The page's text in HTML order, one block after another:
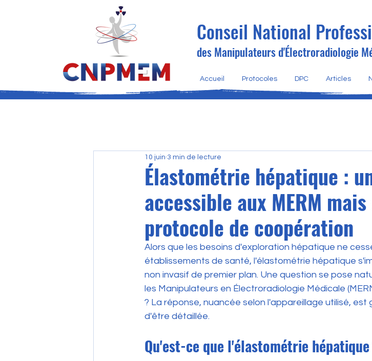
Conseil National
des Manipulateurs d'Électroradiologie
Accueil Protocoles DPC Articles
Élastométrie hépatique :
accessible aux MERM
protocole de coopération
10 juin 3 min de lecture
Alors que les besoins d'exploration hépatique ne
établissements de santé, l'élastométrie hépatique
non invasif de premier plan. Une question se pose
les Manipulateurs en Électroradiologie Médicale
? La réponse, nuancée selon l'appareillage utilisé,
d'être détaillée.
Qu'est-ce que l'élastométrie